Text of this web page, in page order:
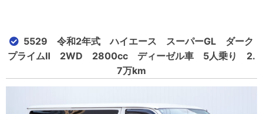
5529 令和2年式 ハイエース スーパーGL ダーク
プライムⅡ 2WD 2800cc ディーゼル車 5人乗り 2.
7万km